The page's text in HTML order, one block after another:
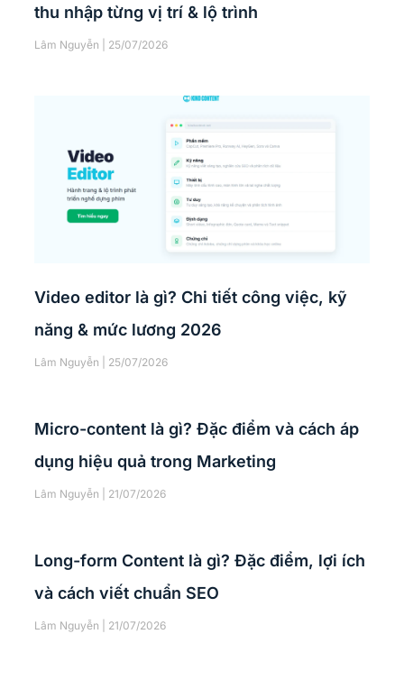
thu nhập từng vị trí & lộ trình
Lâm Nguyễn 25/07/2026
Video editor là gì? Chi tiết công việc, kỹ
năng & mức lương 2026
Lâm Nguyễn 25/07/2026
Micro-content là gì? Đặc điểm và cách áp
dụng hiệu quả trong Marketing
Lâm Nguyễn 21/07/2026
Long-form Content là gì? Đặc điểm, lợi ích
và cách viết chuẩn SEO
Lâm Nguyễn 21/07/2026